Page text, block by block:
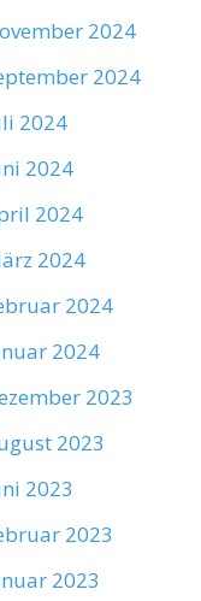
2024
2024
2024
2024
2024
2024
2024
2024
2023
2023
2023
2023
2023